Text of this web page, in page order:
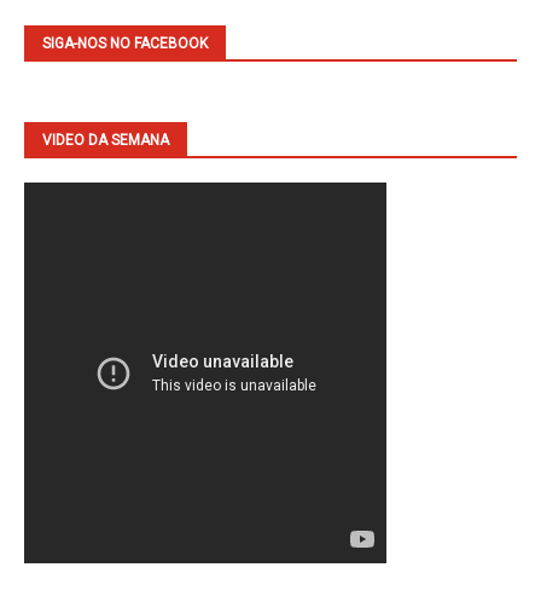
SIGA-NOS NO FACEBOOK
VIDEO DA SEMANA